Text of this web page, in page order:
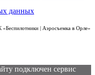
данных
| Аэросъемка в Орле»
подключен сервис